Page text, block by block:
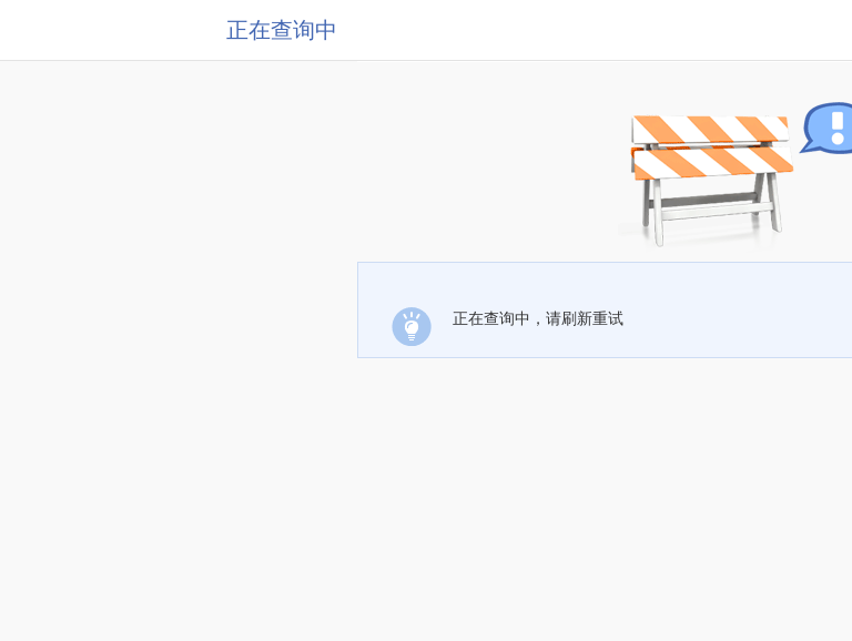
正在查询中
正在查询中，请刷新重试